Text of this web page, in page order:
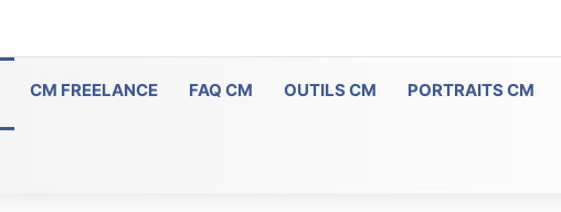
CM FREELANCE FAQ CM OUTILS CM PORTRAITS CM